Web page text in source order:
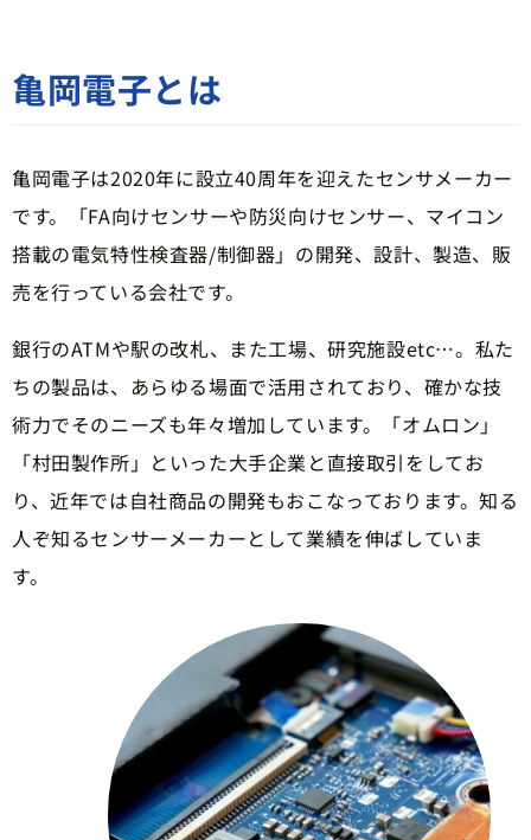
亀岡電子とは
亀岡電子は2020年に設立40周年を迎えたセンサメーカー
です。「FA向けセンサーや防災向けセンサー、マイコン
搭載の電気特性検査器/制御器」の開発、設計、製造、販
売を行っている会社です。
銀行のATMや駅の改札、また工場、研究施設etc…。私た
ちの製品は、あらゆる場面で活用されており、確かな技
術力でそのニーズも年々増加しています。「オムロン」
「村田製作所」といった大手企業と直接取引をしてお
り、近年では自社商品の開発もおこなっております。知る
人ぞ知るセンサーメーカーとして業績を伸ばしていま
す。